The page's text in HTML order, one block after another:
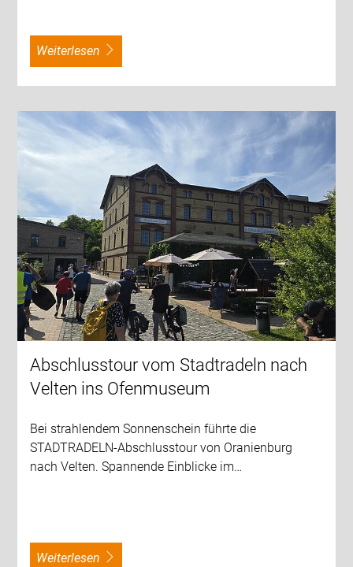
weiterlesen
Abschlusstour vom Stadtradeln nach
Velten ins Ofenmuseum
Bei strahlendem Sonnenschein führte die
STADTRADELN-Abschlusstour von Oranienburg
nach Velten. Spannende Einblicke im…
weiterlesen